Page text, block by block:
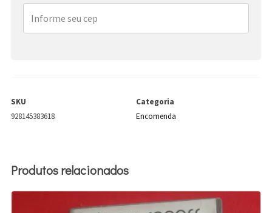
SKU
928145383618
Categoria
Encomenda
Produtos relacionados